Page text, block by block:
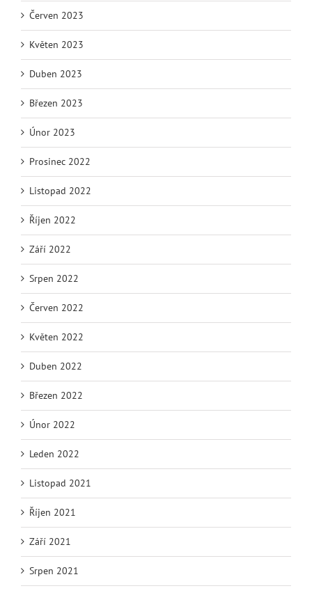
Červen 2023
Květen 2023
Duben 2023
Březen 2023
Únor 2023
Prosinec 2022
Listopad 2022
Říjen 2022
Září 2022
Srpen 2022
Červen 2022
Květen 2022
Duben 2022
Březen 2022
Únor 2022
Leden 2022
Listopad 2021
Říjen 2021
Září 2021
Srpen 2021